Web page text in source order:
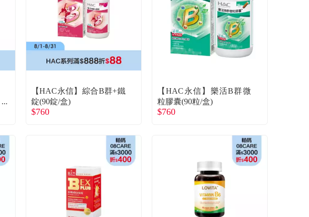
【HAC永信】綜合B群+鐵
錠(90錠/盒)
$760
【HAC永信】樂活B群微
粒膠囊(90粒/盒)
$760